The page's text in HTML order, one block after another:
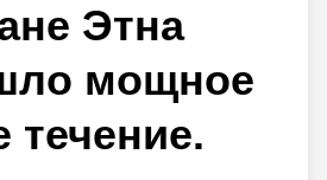
Этна
мощное
течение.